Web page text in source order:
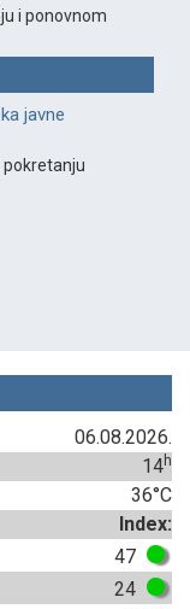
i ponovnom
javne
pokretanju
06.08.2026.
14h
36°C
Index:
47
24